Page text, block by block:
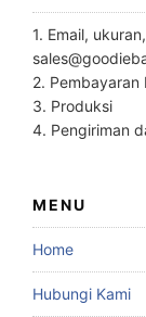
1. Email,
2. Pembayaran
3. Produksi
4. Pengiriman
MENU
Home
Hubungi Kami